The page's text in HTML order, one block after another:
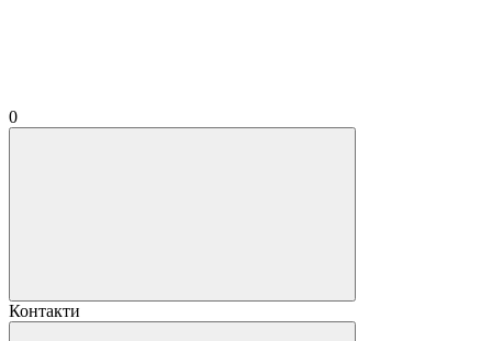
0
Контакти